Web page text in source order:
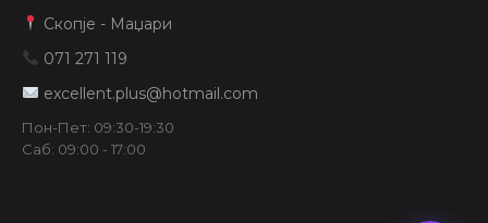
Скопје - Маџари
071 271 119
excellent.plus@hotmail.com
Пон-Пет: 09:30-19:30
Саб: 09:00 - 17:00